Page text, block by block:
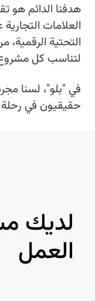
هدفنا الدائم هو
العلامات
التحتية
لتناسب كل مشروع
في "بلو"، لسنا
حقيقيون في رحلة
لديك
العمل